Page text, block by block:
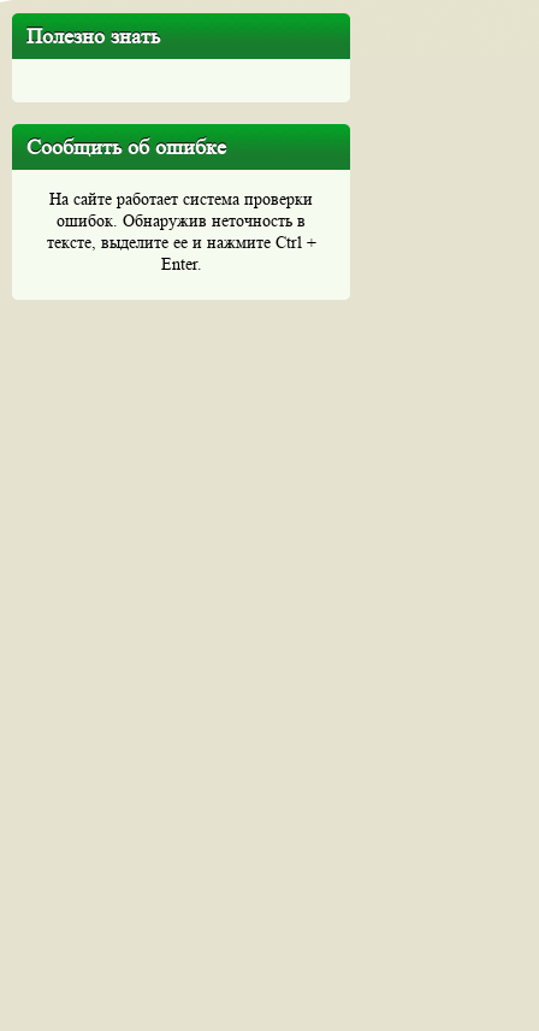
Полезно знать
Сообщить об ошибке
На сайте работает система проверки
ошибок. Обнаружив неточность в
тексте, выделите ее и нажмите Ctrl +
Enter.